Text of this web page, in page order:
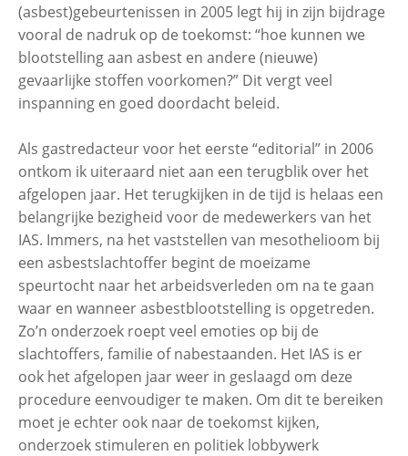
(asbest)gebeurtenissen in 2005 legt hij in zijn bijdrage
vooral de nadruk op de toekomst: “hoe kunnen we
blootstelling aan asbest en andere (nieuwe)
gevaarlijke stoffen voorkomen?” Dit vergt veel
inspanning en goed doordacht beleid.
Als gastredacteur voor het eerste “editorial” in 2006
ontkom ik uiteraard niet aan een terugblik over het
afgelopen jaar. Het terugkijken in de tijd is helaas een
belangrijke bezigheid voor de medewerkers van het
IAS. Immers, na het vaststellen van mesothelioom bij
een asbestslachtoffer begint de moeizame
speurtocht naar het arbeidsverleden om na te gaan
waar en wanneer asbestblootstelling is opgetreden.
Zo’n onderzoek roept veel emoties op bij de
slachtoffers, familie of nabestaanden. Het IAS is er
ook het afgelopen jaar weer in geslaagd om deze
procedure eenvoudiger te maken. Om dit te bereiken
moet je echter ook naar de toekomst kijken,
onderzoek stimuleren en politiek lobbywerk